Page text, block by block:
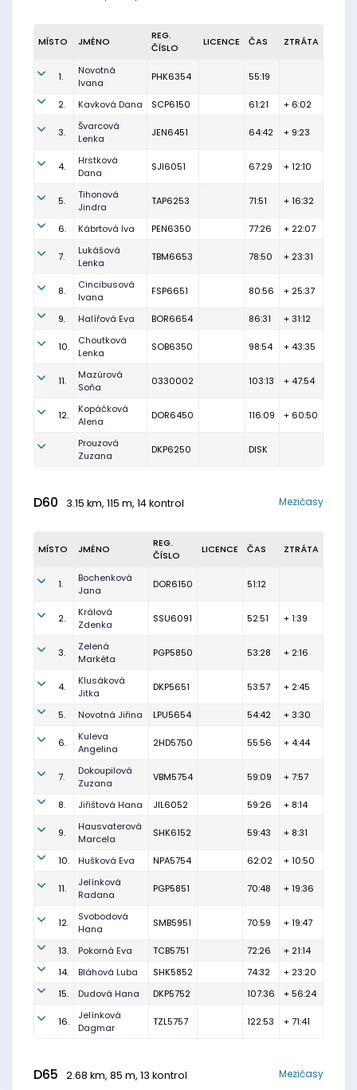
MÍSTO JMÉNO
REG.
ČÍSLO
LICENCE ČAS ZTRÁTA
1.
Novotná
Ivana
PHK6354 55:19
2. Kavková Dana SCP6150 61:21 + 6:02
3.
Švarcová
Lenka
JEN6451 64:42 + 9:23
4.
Hrstková
Dana
SJI6051 67:29 + 12:10
5.
Tihonová
Jindra
TAP6253 71:51 + 16:32
6. Kábrtová Iva PEN6350 77:26 + 22:07
7.
Lukášová
Lenka
TBM6653 78:50 + 23:31
8.
Cincibusová
Ivana
FSP6651 80:56 + 25:37
9. Halířová Eva BOR6654 86:31 + 31:12
10.
Choutková
Lenka
SOB6350 98:54 + 43:35
11.
Mazúrová
Soňa
0330002 103:13 + 47:54
12.
Kopáčková
Alena
DOR6450 116:09 + 60:50
Prouzová
Zuzana
DKP6250 DISK
D60 3.15 km, 115 m, 14 kontrol Mezičasy
MÍSTO JMÉNO
REG.
ČÍSLO
LICENCE ČAS ZTRÁTA
1.
Bochenková
Jana
DOR6150 51:12
2.
Králová
Zdenka
SSU6091 52:51 + 1:39
3.
Zelená
Markéta
PGP5850 53:28 + 2:16
4.
Klusáková
Jitka
DKP5651 53:57 + 2:45
5. Novotná Jiřina LPU5654 54:42 + 3:30
6.
Kuleva
Angelina
2HD5750 55:56 + 4:44
7.
Dokoupilová
Zuzana
VBM5754 59:09 + 7:57
8. Jiřištová Hana JIL6052 59:26 + 8:14
9.
Hausvaterová
Marcela
SHK6152 59:43 + 8:31
10. Hušková Eva NPA5754 62:02 + 10:50
11.
Jelínková
Radana
PGP5851 70:48 + 19:36
12.
Svobodová
Hana
SMB5951 70:59 + 19:47
13. Pokorná Eva TCB5751 72:26
+ 21:14
14.
Bláhová Luba SHK5852 74:32
+ 23:20
15.
Dudová Hana DKP5752 107:36 + 56:24
16.
Jelínková
Dagmar
TZL5757 122:53 + 71:41
D65 2.68 km, 85 m, 13 kontrol Mezičasy